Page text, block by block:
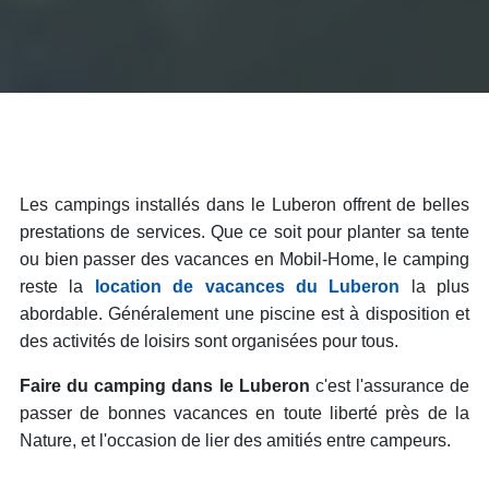
Les campings installés dans le Luberon offrent de belles
prestations de services. Que ce soit pour planter sa tente
ou bien passer des vacances en Mobil-Home, le camping
reste la
location de vacances du Luberon la plus
abordable. Généralement une piscine est à disposition et
des activités de loisirs sont organisées pour tous.
Faire du camping dans le Luberon c'est l'assurance de
passer de bonnes vacances en toute liberté près de la
Nature, et l'occasion de lier des amitiés entre campeurs.